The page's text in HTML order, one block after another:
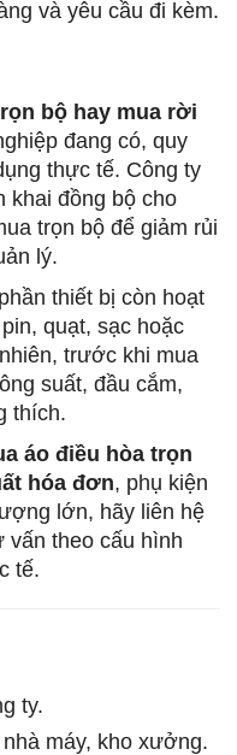
và yêu cầu đi kèm.
bộ hay mua rời
đang có, quy
thực tế. Công ty
khai đồng bộ cho
trọn bộ để giảm rủi
lý.
thiết bị còn hoạt
quạt, sạc hoặc
trước khi mua
suất, đầu cắm,
thích.
áo điều hòa trọn
hóa đơn, phụ kiện
lớn, hãy liên hệ
vấn theo cấu hình
tế.
ty.
máy, kho xưởng.